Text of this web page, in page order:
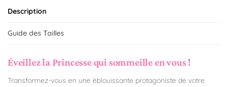
Description
Guide des Tailles
Éveillez la Princesse qui sommeille en vous !
Transformez-vous en une éblouissante protagoniste de votre